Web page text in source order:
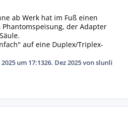
ab Werk hat im Fuß einen
der Adapter
auf eine Duplex/Triplex-
um 17:1326. Dez 2025von slunli